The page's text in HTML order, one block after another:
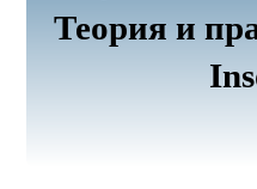
Теория и